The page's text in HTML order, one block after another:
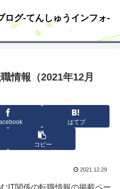
ログ-てんしゅうインフォ-
情報（2021年12月
はてブ
コピー
2021.12.29
IT関係の転職情報の掲載ペー